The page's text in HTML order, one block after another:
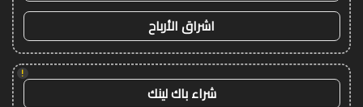
اشراق الأرباح
!
شراء باك لينك